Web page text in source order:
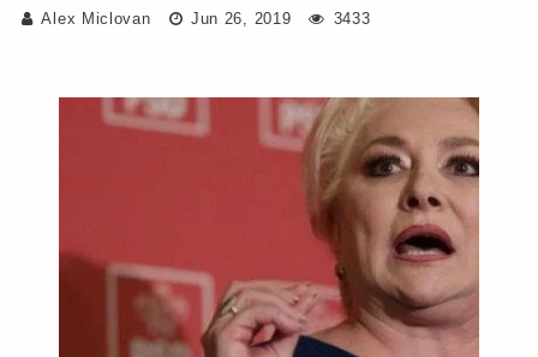
Alex Miclovan Jun 26, 2019 3433